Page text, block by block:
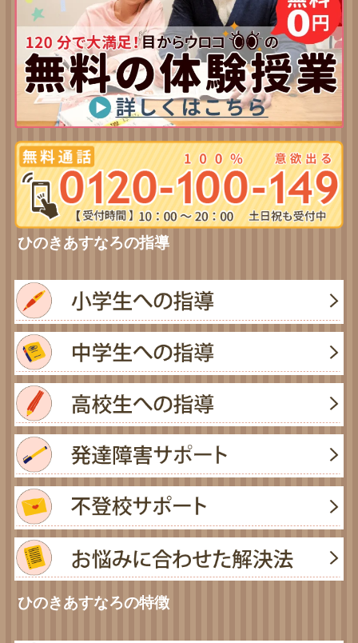
ひのきあすなろの指導
ひのきあすなろの特徴